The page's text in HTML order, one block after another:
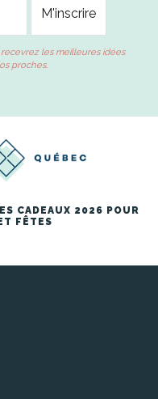
les meilleures idées
proches.
CADEAUX 2026 POUR
FÊTES